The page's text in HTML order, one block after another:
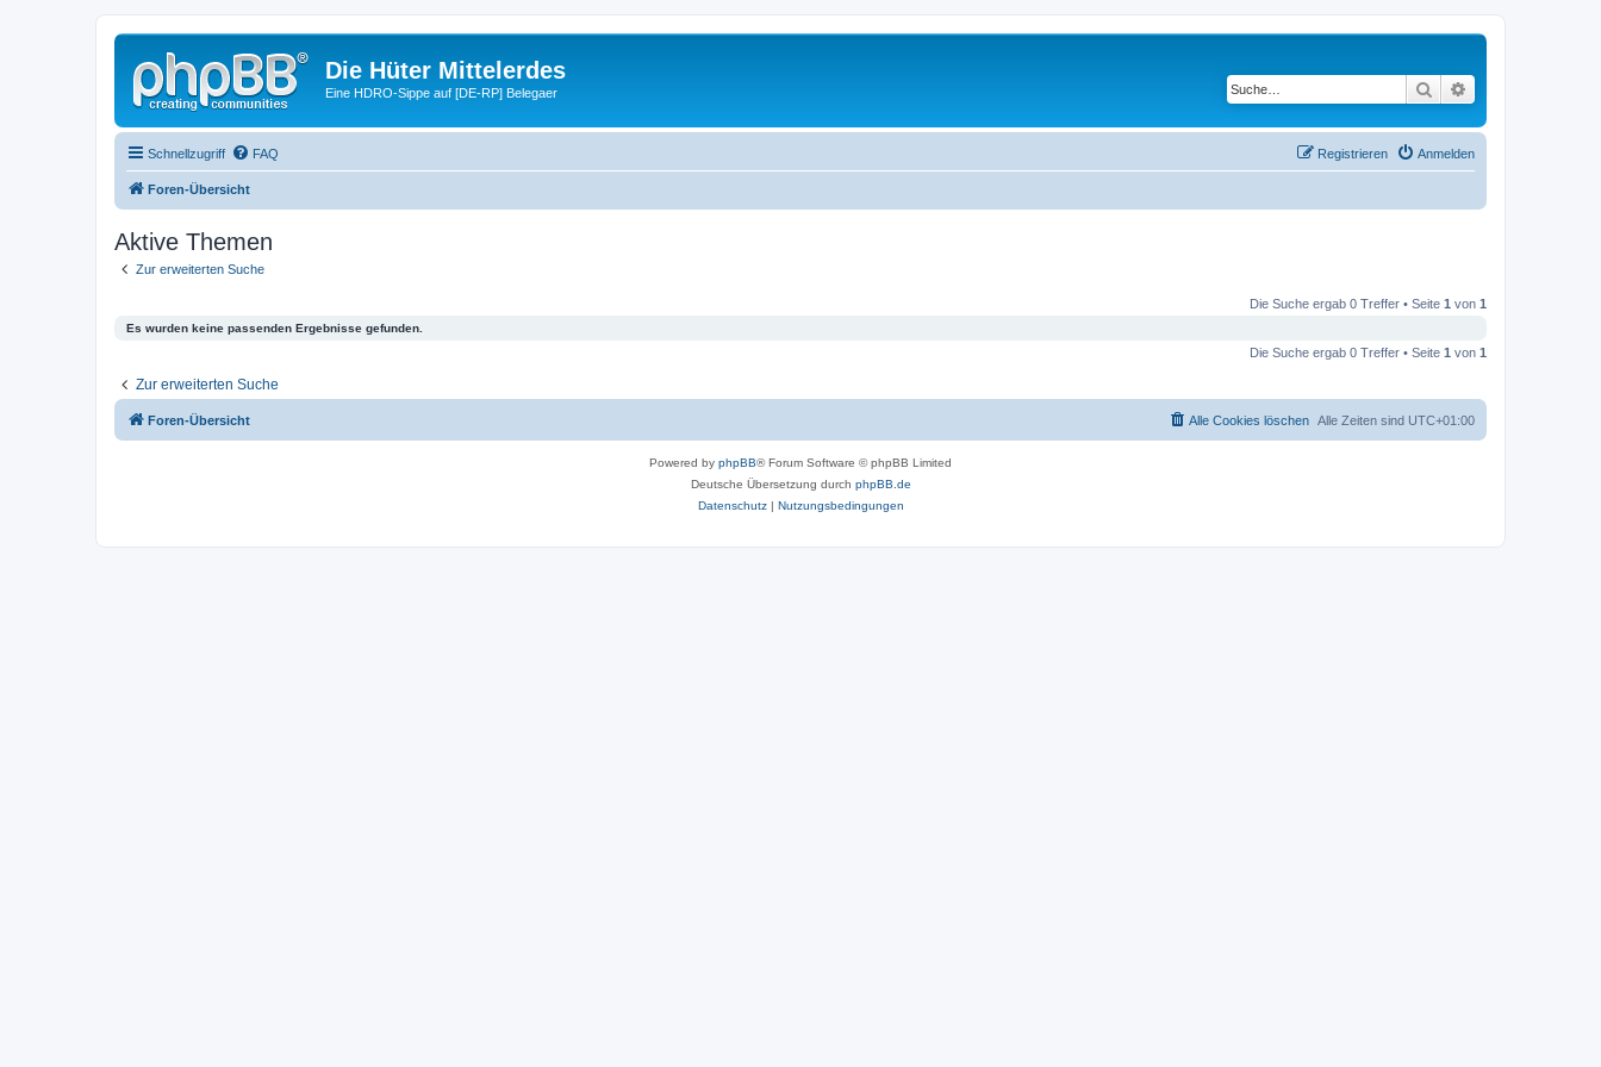
Die Hüter Mittelerdes
Eine HDRO-Sippe auf [DE-RP] Belegaer Suche
Schnellzugriff FAQ Anmelden
Registrieren
Foren-Übersicht
Aktive Themen
Zur erweiterten Suche
Die Suche ergab 0 Treffer • Seite 1 von 1
Es wurden keine passenden Ergebnisse gefunden.
Die Suche ergab 0 Treffer • Seite 1 von 1
Zur erweiterten Suche
Foren-Übersicht Alle Zeiten sind UTC+01:00
Alle Cookies löschen
Powered by phpBB® Forum Software © phpBB Limited
Deutsche Übersetzung durch phpBB.de
Datenschutz| Nutzungsbedingungen